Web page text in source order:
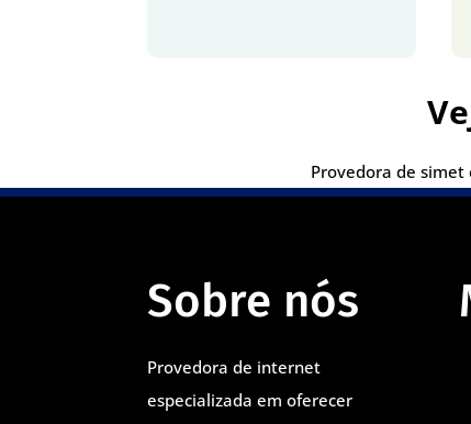
Provedora de
Sobre nós
Provedora de internet
especializada em oferecer